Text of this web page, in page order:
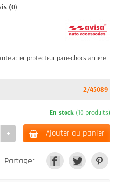
(0)
acier protecteur pare-chocs arrière
2/45089
En stock (10 produits)
Ajouter au panier
Partager